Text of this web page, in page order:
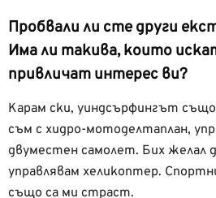
Пробвали ли сте други
Има ли такива, които
привличат интерес ви?
Карам ски, уиндсърфингът
съм с хидро-мотоделтаплан,
двуместен самолет. Бих желал
управлявам хеликоптер.
също са ми страст.